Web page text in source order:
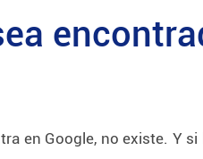
en Google, no existe. Y si